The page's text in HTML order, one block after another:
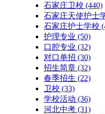
石家庄卫校 (440)
石家庄天使护士
石家庄护士学校
护理专业 (50)
口腔专业 (32)
对口单招 (30)
招生简章 (32)
春季招生 (22)
卫校 (33)
学校活动 (36)
河北中考 (31)